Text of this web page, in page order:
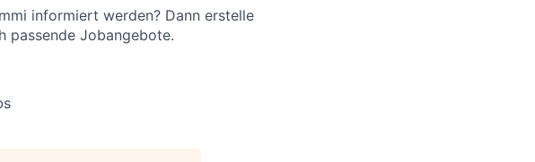
informiert werden? Dann erstelle
passende Jobangebote.